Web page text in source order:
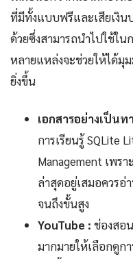
ที่มีทั้งแบบฟรีและเสียเงิน
ด้วยซึ่งสามารถนำไปใช้ใน
หลายแหล่งจะช่วยให้ได้มุ
ยิ่งขึ้น
เอกสารอย่างเป็นท
การเรียนรู้ SQLite
Management เพร
ล่าสุดอยู่เสมอควรอ่
จนถึงขั้นสูง
YouTube : ช่องสอ
มากมายให้เลือกดูก